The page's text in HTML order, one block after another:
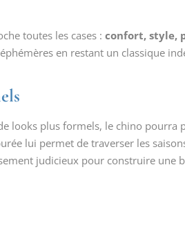
toutes les cases : confort, style,
en restant un classique
looks plus formels, le chino pourra
lui permet de traverser les
judicieux pour construire une